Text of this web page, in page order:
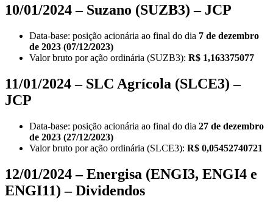
10/01/2024 – Suzano (SUZB3) – JCP
Data-base: posição acionária ao final do dia 7 de dezembro
de 2023 (07/12/2023)
Valor bruto por ação ordinária (SUZB3): R$ 1,163375077
11/01/2024 – SLC Agrícola (SLCE3) –
JCP
Data-base: posição acionária ao final do dia 27 de dezembro
de 2023 (27/12/2023)
Valor bruto por ação ordinária (SLCE3): R$ 0,05452740721
12/01/2024 – Energisa (ENGI3, ENGI4 e
ENGI11) – Dividendos